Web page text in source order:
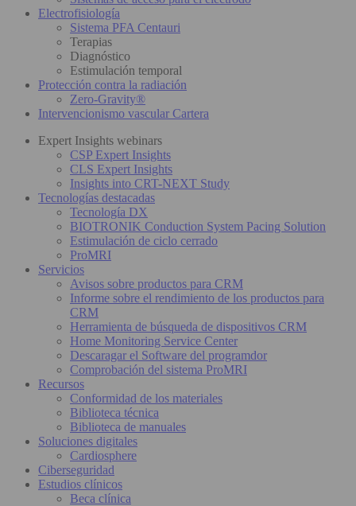
Electrofisiología
Sistema PFA Centauri
Terapias
Diagnóstico
Estimulación temporal
Protección contra la radiación
Zero-Gravity®
Intervencionismo vascular Cartera
Expert Insights webinars
CSP Expert Insights
CLS Expert Insights
Insights into CRT-NEXT Study
Tecnologías destacadas
Tecnología DX
BIOTRONIK Conduction System Pacing Solution
Estimulación de ciclo cerrado
ProMRI
Servicios
Avisos sobre productos para CRM
Informe sobre el rendimiento de los productos para
CRM
Herramienta de búsqueda de dispositivos CRM
Home Monitoring Service Center
Descaragar el Software del programdor
Comprobación del sistema ProMRI
Recursos
Conformidad de los materiales
Biblioteca técnica
Biblioteca de manuales
Soluciones digitales
Cardiosphere
Ciberseguridad
Estudios clínicos
Beca clínica